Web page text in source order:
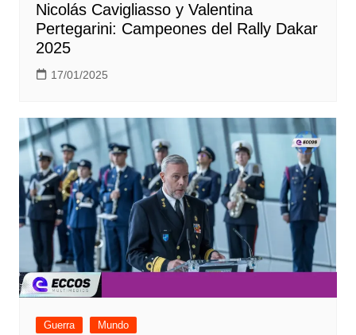
Nicolás Cavigliasso y Valentina
Pertegarini: Campeones del Rally Dakar
2025
17/01/2025
Guerra Mundo